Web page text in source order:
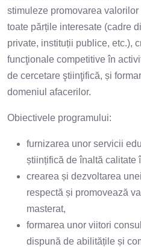
stimuleze promovarea
toate părțile interesate (cadre
private, instituții publice, etc.),
funcţionale competitive în
de cercetare ştiinţifică, și
domeniul afacerilor.
Obiectivele programului:
furnizarea unor servicii
științifică de înaltă calitate
crearea și dezvoltarea
respectă și promovează
masterat,
formarea unor viitori
dispună de abilitățile și